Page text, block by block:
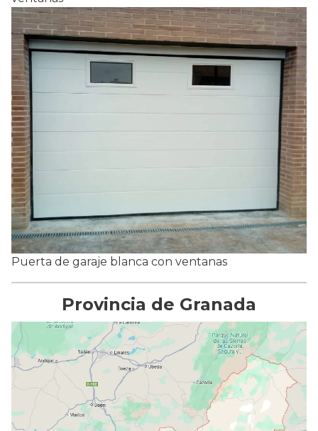
Puerta de garaje blanca con ventanas
Provincia de Granada